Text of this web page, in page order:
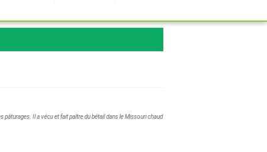
pâturages. Il a vécu et fait paître du bétail dans le Missouri chaud